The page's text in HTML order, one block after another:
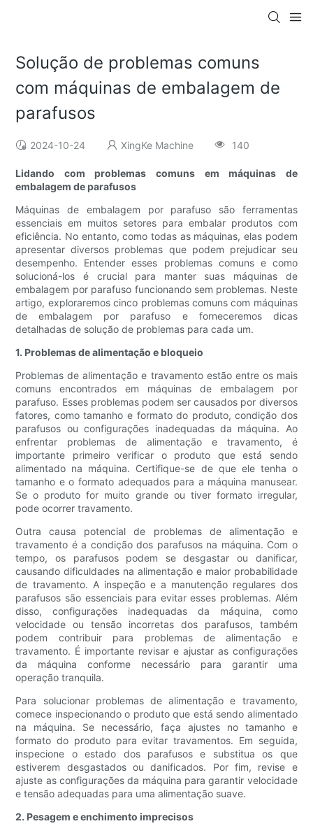
Solução de problemas comuns
com máquinas de embalagem de
parafusos
2024-10-24 XingKe Machine 140
Lidando com problemas comuns em máquinas de
embalagem de parafusos
Máquinas de embalagem por parafuso são ferramentas
essenciais em muitos setores para embalar produtos com
eficiência. No entanto, como todas as máquinas, elas podem
apresentar diversos problemas que podem prejudicar seu
desempenho. Entender esses problemas comuns e como
solucioná-los é crucial para manter suas máquinas de
embalagem por parafuso funcionando sem problemas. Neste
artigo, exploraremos cinco problemas comuns com máquinas
de embalagem por parafuso e forneceremos dicas
detalhadas de solução de problemas para cada um.
1. Problemas de alimentação e bloqueio
Problemas de alimentação e travamento estão entre os mais
comuns encontrados em máquinas de embalagem por
parafuso. Esses problemas podem ser causados ​​por diversos
fatores, como tamanho e formato do produto, condição dos
parafusos ou configurações inadequadas da máquina. Ao
enfrentar problemas de alimentação e travamento, é
importante primeiro verificar o produto que está sendo
alimentado na máquina. Certifique-se de que ele tenha o
tamanho e o formato adequados para a máquina manusear.
Se o produto for muito grande ou tiver formato irregular,
pode ocorrer travamento.
Outra causa potencial de problemas de alimentação e
travamento é a condição dos parafusos na máquina. Com o
tempo, os parafusos podem se desgastar ou danificar,
causando dificuldades na alimentação e maior probabilidade
de travamento. A inspeção e a manutenção regulares dos
parafusos são essenciais para evitar esses problemas. Além
disso, configurações inadequadas da máquina, como
velocidade ou tensão incorretas dos parafusos, também
podem contribuir para problemas de alimentação e
travamento. É importante revisar e ajustar as configurações
da máquina conforme necessário para garantir uma
operação tranquila.
Para solucionar problemas de alimentação e travamento,
comece inspecionando o produto que está sendo alimentado
na máquina. Se necessário, faça ajustes no tamanho e
formato do produto para evitar travamentos. Em seguida,
inspecione o estado dos parafusos e substitua os que
estiverem desgastados ou danificados. Por fim, revise e
ajuste as configurações da máquina para garantir velocidade
e tensão adequadas para uma alimentação suave.
2. Pesagem e enchimento imprecisos